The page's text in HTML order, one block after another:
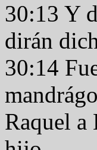
30:13 Y
dirán
30:14
Raquel a